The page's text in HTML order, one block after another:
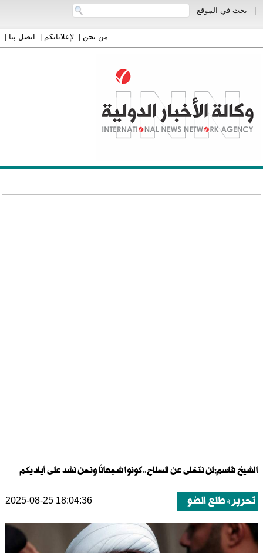
بحث في الموقع
من نحن| لإعلاناتكم| اتصل بنا|
الشيخ قاسم:لن نتخلى عن السلاح..كونوا شجعانًا ونحن نشد على أياديكم
تحرير طلع الضو 2025-08-25 18:04:36